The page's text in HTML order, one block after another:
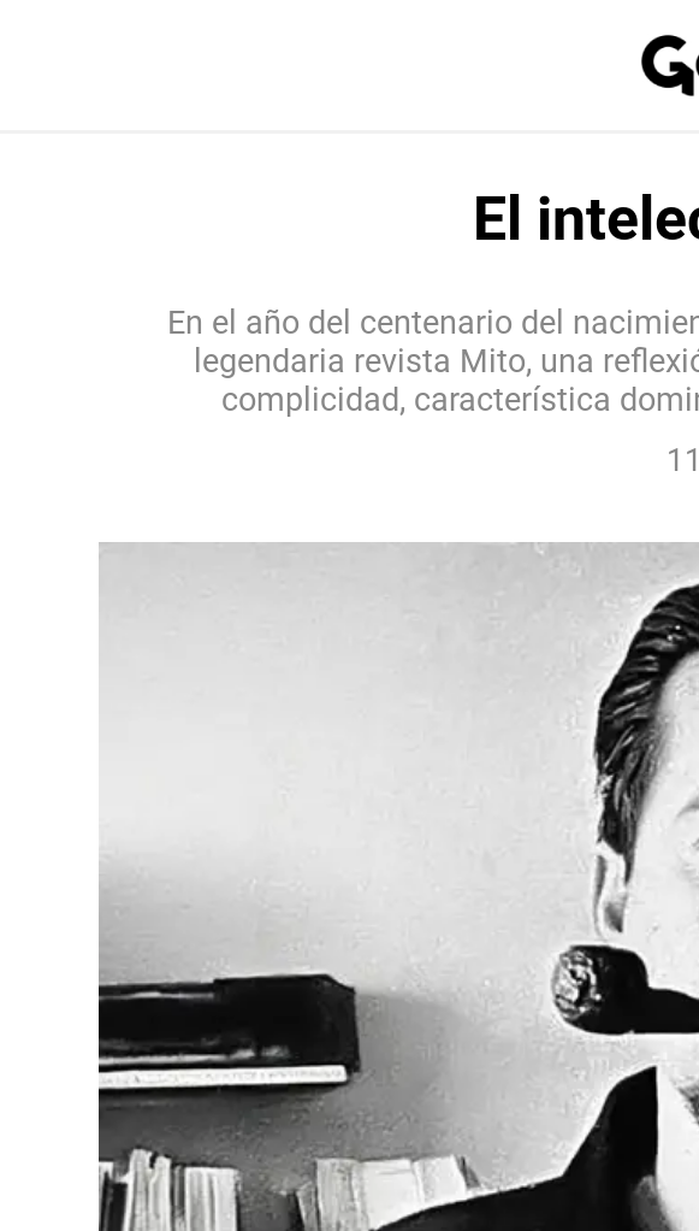
El
En el año del centenario del
legendaria revista Mito, una
complicidad, característica